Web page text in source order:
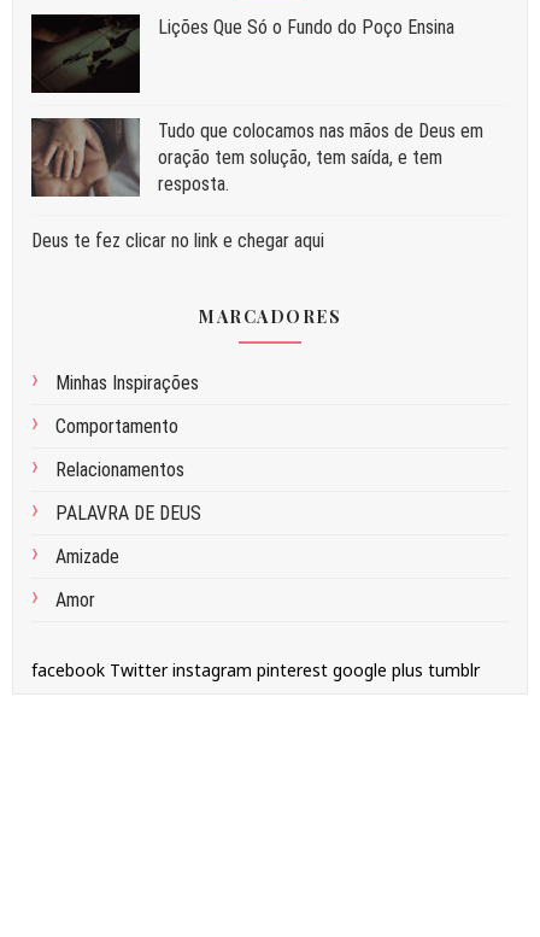
Liç⁠ões Que Só o Fundo do Poço Ensina
Tudo que colocamos nas mãos de Deus em
oração tem solução, tem saída, e tem
resposta.
Deus te fez clicar no link e chegar aqui
MARCADORES
Minhas Inspirações
Comportamento
Relacionamentos
PALAVRA DE DEUS
Amizade
Amor
facebook Twitter instagram pinterest google plus tumblr